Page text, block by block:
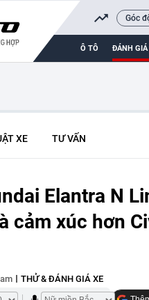
Góc
Ô TÔ ĐÁNH GIÁ
XE TƯ VẤN
Elantra N
cảm xúc hơn
THỬ & ĐÁNH GIÁ XE